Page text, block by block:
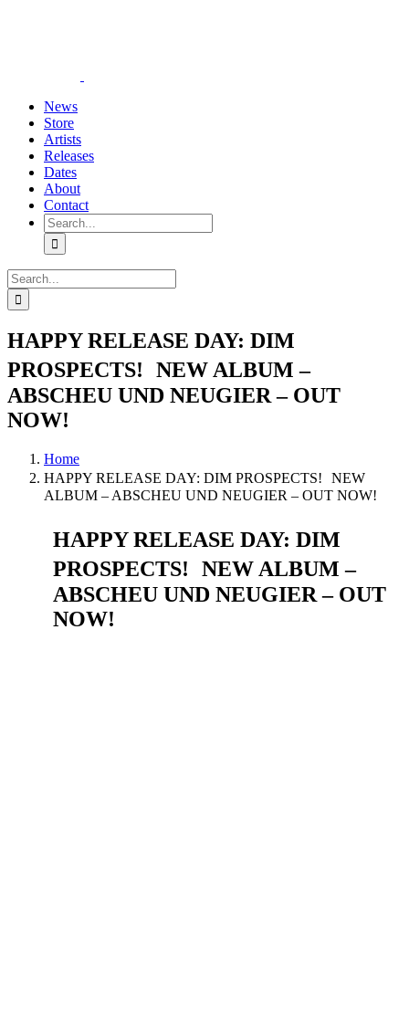
News
Store
Artists
Releases
Dates
About
Contact
Search
for:
Search
for:
HAPPY RELEASE DAY: DIM
PROSPECTS! NEW ALBUM –
ABSCHEU UND NEUGIER – OUT
NOW!
Home
HAPPY RELEASE DAY: DIM PROSPECTS! NEW
ALBUM – ABSCHEU UND NEUGIER – OUT NOW!
HAPPY RELEASE DAY: DIM
PROSPECTS! NEW ALBUM –
ABSCHEU UND NEUGIER – OUT
NOW!